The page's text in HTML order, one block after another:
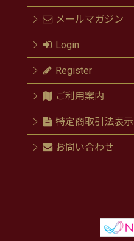
メールマガジン
Login
Register
ご利用案内
特定商取引法表示
お問い合わせ